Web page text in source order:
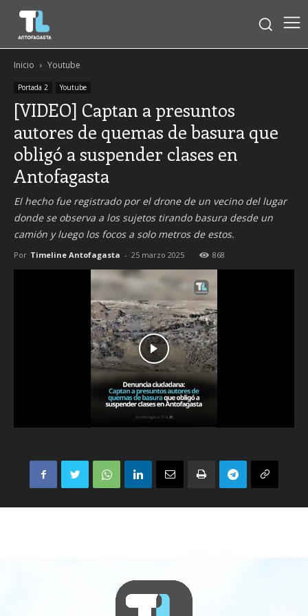
Inicio Youtube
Portada 2 Youtube
[VIDEO] Captan a presuntos
autores de quemas de basura que
obligó a suspender clases en
Antofagasta
El hecho fue registrado por el drone de un vecino del lugar
donde se observa a los sujetos tirando basura desde un
camión y luego los focos a solo metros de estos.
Por Timeline Antofagasta - 25 marzo 2025 868